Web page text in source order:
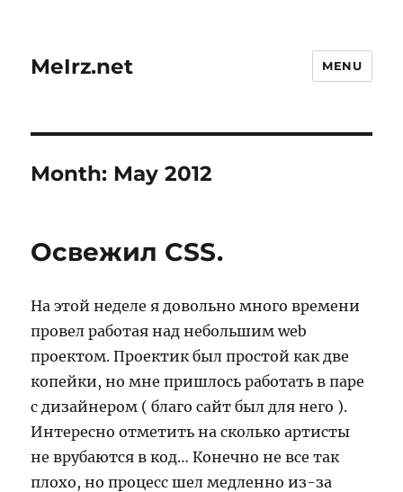
MeIrz.net MENU
Month: May 2012
Освежил CSS.
На этой неделе я довольно много времени
провел работая над небольшим web
проектом. Проектик был простой как две
копейки, но мне пришлось работать в паре
с дизайнером ( благо сайт был для него ).
Интересно отметить на сколько артисты
не врубаются в код… Конечно не все так
плохо, но процесс шел медленно из-за